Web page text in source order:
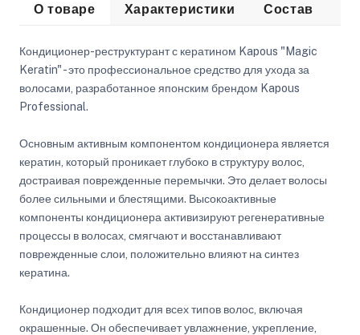
О товаре Характеристики Состав
Кондиционер-реструктурант с кератином Kapous "Magic
Keratin" - это профессиональное средство для ухода за
волосами, разработанное японским брендом Kapous
Professional.
Основным активным компонентом кондиционера является
кератин, который проникает глубоко в структуру волос,
достраивая поврежденные перемычки. Это делает волосы
более сильными и блестящими. Высокоактивные
компоненты кондиционера активизируют регенеративные
процессы в волосах, смягчают и восстанавливают
поврежденные слои, положительно влияют на синтез
кератина.
Кондиционер подходит для всех типов волос, включая
окрашенные. Он обеспечивает увлажнение, укрепление,